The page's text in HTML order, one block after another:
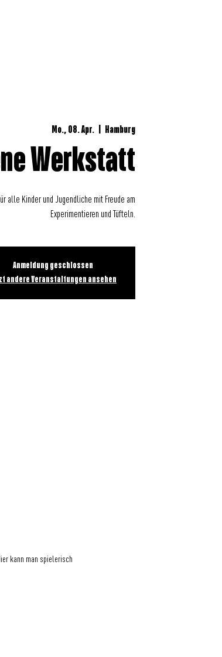
Mo., 08. Apr.
  |
Hamburg
Werkstatt
alle Kinder und Jugendliche mit Freude am
Experimentieren und Tüfteln.
Anmeldung geschlossen
andere Veranstaltungen ansehen
kann man spielerisch